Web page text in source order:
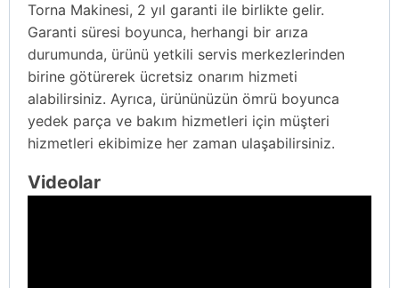
Torna Makinesi, 2 yıl garanti ile birlikte gelir.
Garanti süresi boyunca, herhangi bir arıza
durumunda, ürünü yetkili servis merkezlerinden
birine götürerek ücretsiz onarım hizmeti
alabilirsiniz. Ayrıca, ürününüzün ömrü boyunca
yedek parça ve bakım hizmetleri için müşteri
hizmetleri ekibimize her zaman ulaşabilirsiniz.
Videolar